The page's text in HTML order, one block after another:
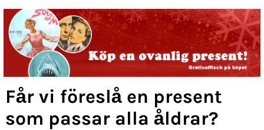
Får vi föreslå en present
som passar alla åldrar?